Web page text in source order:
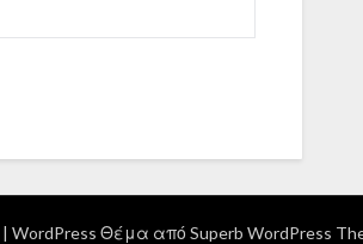
| WordPress Θέμα από Superb WordPress